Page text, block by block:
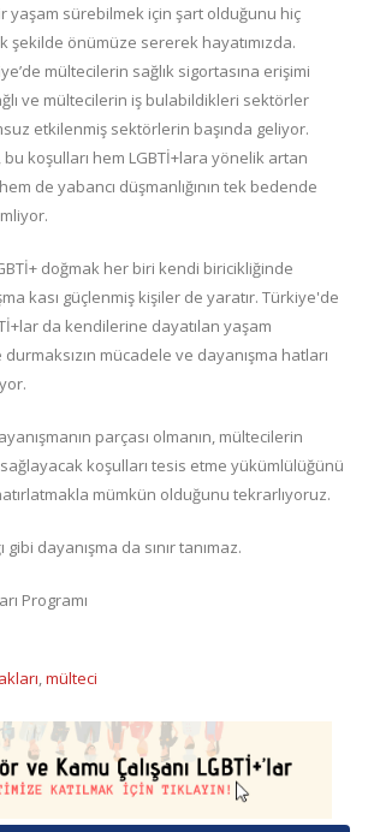
yaşam sürebilmek için şart olduğunu hiç
şekilde önümüze sererek hayatımızda.
mültecilerin sağlık sigortasına erişimi
ve mültecilerin iş bulabildikleri sektörler
etkilenmiş sektörlerin başında geliyor.
bu koşulları hem LGBTİ+lara yönelik artan
de yabancı düşmanlığının tek bedende
doğmak her biri kendi biricikliğinde
kası güçlenmiş kişiler de yaratır. Türkiye'de
da kendilerine dayatılan yaşam
durmaksızın mücadele ve dayanışma hatları
parçası olmanın, mültecilerin
koşulları tesis etme yükümlülüğünü
mümkün olduğunu tekrarlıyoruz.
gibi dayanışma da sınır tanımaz.
Programı
,mülteci